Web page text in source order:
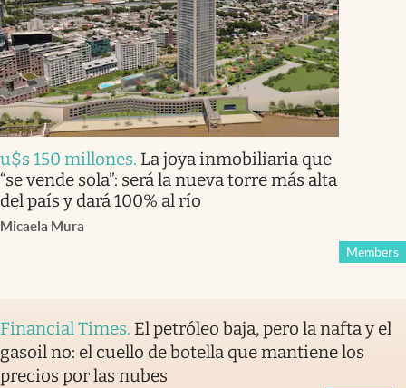
u$s 150 millones. La joya inmobiliaria que
“se vende sola”: será la nueva torre más alta
del país y dará 100% al río
Micaela Mura
Members
Financial Times. El petróleo baja, pero la nafta y el
gasoil no: el cuello de botella que mantiene los
precios por las nubes